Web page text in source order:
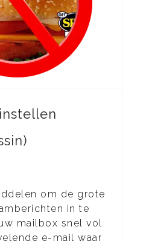
om de grote
in te
mailbox snel vol
e-mail waar